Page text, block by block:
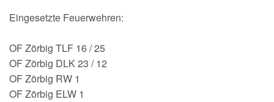
150-jähriges Jubiläum
Eingesetzte Feuerwehren:
OF Zörbig TLF 16 / 25
OF Zörbig DLK 23 / 12
OF Zörbig RW 1
OF Zörbig ELW 1